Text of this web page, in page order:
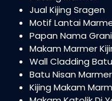
Jual Kijing Sragen
Motif Lantai
Papan Nama
Makam Marmer
Wall Cladding
Batu Nisan
Kijing Makam